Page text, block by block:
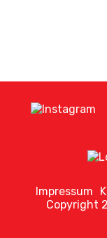
Fanartikel
Fussball
Impressum
Copyright